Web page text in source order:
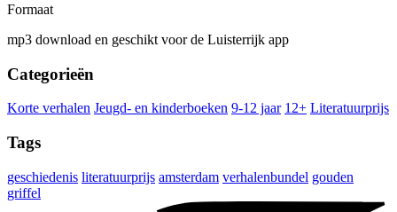
Formaat
mp3 download en geschikt voor de Luisterrijk app
Categorieën
Korte verhalen Jeugd- en kinderboeken 9-12 jaar 12+ Literatuurprijs
Tags
geschiedenis literatuurprijs amsterdam verhalenbundel gouden
griffel